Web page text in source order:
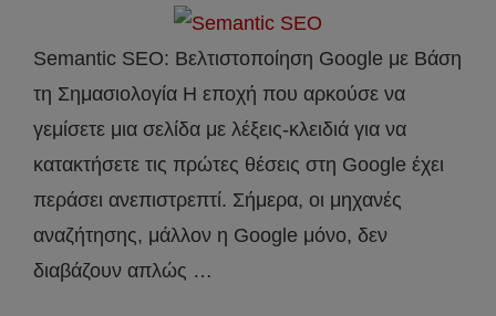
Semantic SEO: Βελτιστοποίηση Google με Βάση
τη Σημασιολογία Η εποχή που αρκούσε να
γεμίσετε μια σελίδα με λέξεις-κλειδιά για να
κατακτήσετε τις πρώτες θέσεις στη Google έχει
περάσει ανεπιστρεπτί. Σήμερα, οι μηχανές
αναζήτησης, μάλλον η Google μόνο, δεν
διαβάζουν απλώς …